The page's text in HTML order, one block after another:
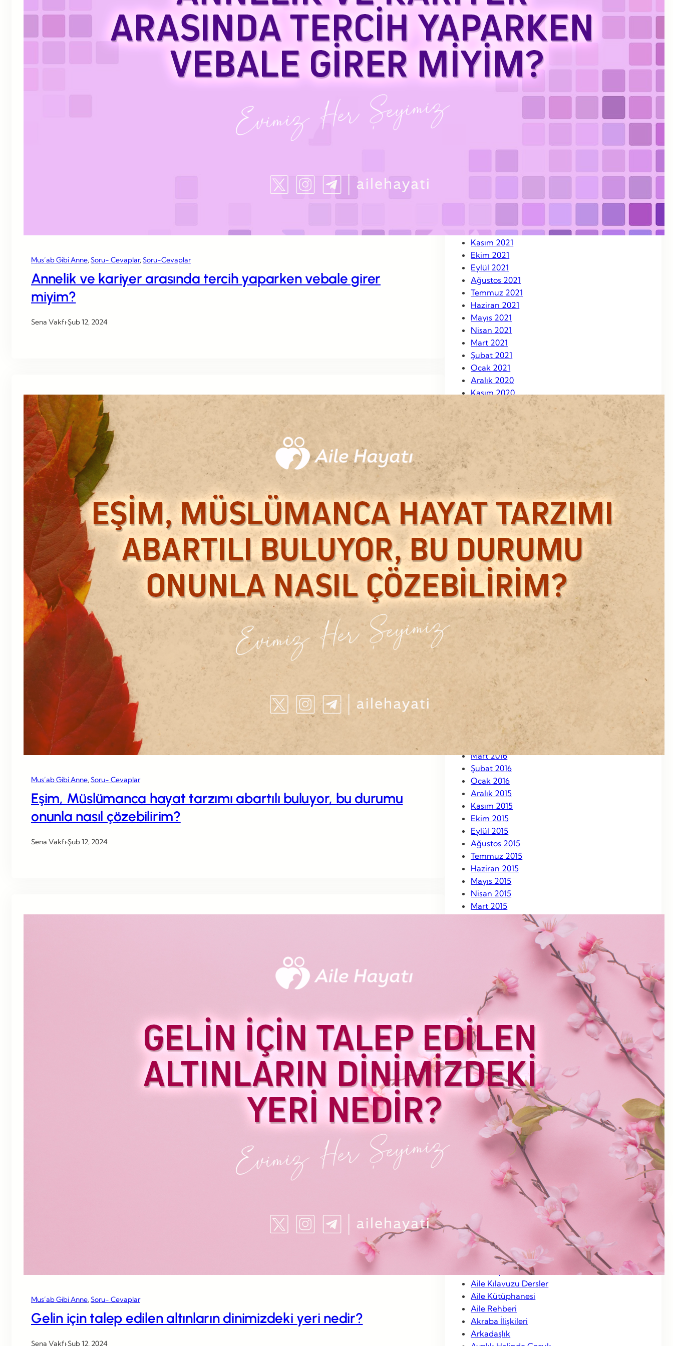
Mus’ab Gibi Anne, Soru- Cevaplar, Soru-Cevaplar
Annelik ve kariyer arasında tercih yaparken vebale girer
miyim?
Sena Vakfı·Şub 12, 2024
Mus’ab Gibi Anne, Soru- Cevaplar
Eşim, Müslümanca hayat tarzımı abartılı buluyor, bu durumu
onunla nasıl çözebilirim?
Sena Vakfı·Şub 12, 2024
Mus’ab Gibi Anne, Soru- Cevaplar
Gelin için talep edilen altınların dinimizdeki yeri nedir?
Sena Vakfı·Şub 12, 2024
Kasım 2023
Eylül 2023
Ağustos 2023
Temmuz 2023
Haziran 2023
Mayıs 2023
Mart 2023
Haziran 2022
Nisan 2022
Aralık 2021
Kasım 2021
Ekim 2021
Eylül 2021
Ağustos 2021
Temmuz 2021
Haziran 2021
Mayıs 2021
Nisan 2021
Mart 2021
Şubat 2021
Ocak 2021
Aralık 2020
Kasım 2020
Ekim 2020
Eylül 2020
Ağustos 2020
Ağustos 2019
Ekim 2018
Eylül 2018
Mart 2018
Şubat 2018
Ocak 2018
Aralık 2017
Kasım 2017
Ekim 2017
Eylül 2017
Ağustos 2017
Temmuz 2017
Haziran 2017
Mayıs 2017
Nisan 2017
Aralık 2016
Kasım 2016
Eylül 2016
Ağustos 2016
Temmuz 2016
Haziran 2016
Mayıs 2016
Nisan 2016
Mart 2016
Şubat 2016
Ocak 2016
Aralık 2015
Kasım 2015
Ekim 2015
Eylül 2015
Ağustos 2015
Temmuz 2015
Haziran 2015
Mayıs 2015
Nisan 2015
Mart 2015
Eylül 2014
Ağustos 2014
Temmuz 2014
Haziran 2014
Mayıs 2014
Nisan 2014
Mart 2014
Haziran 2013
Mayıs 2013
Nisan 2013
Mart 2013
Şubat 2013
Ocak 2013
Kasım 2012
Ocak 2012
Categories
Aile Kılavuzu Dersler
Aile Kütüphanesi
Aile Rehberi
Akraba İlişkileri
Arkadaşlık